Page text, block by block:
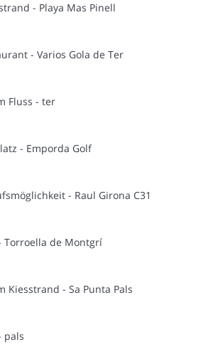
- Playa Mas Pinell
- Varios Gola de Ter
Fluss - ter
- Emporda Golf
- Raul Girona C31
Torroella de Montgrí
Kiesstrand - Sa Punta Pals
pals